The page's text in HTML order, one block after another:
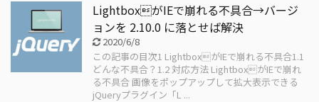
LightboxがIEで崩れる不具合→バージ
ョンを 2.10.0 に落とせば解決
2020/6/8
この記事の目次1 LightboxがIEで崩れる不具合1.1
どんな不具合？1.2 対応方法 LightboxがIEで崩れ
る不具合 画像をポップアップして拡大表示できる
jQueryプラグイン「L ...